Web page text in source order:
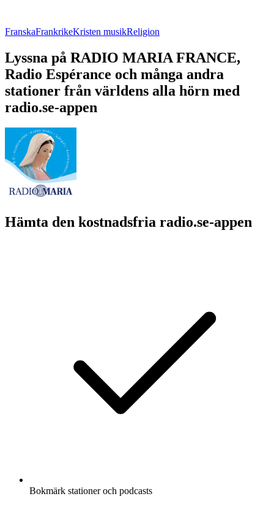
FranskaFrankrikeKristen musikReligion
Lyssna på RADIO MARIA FRANCE,
Radio Espérance och många andra
stationer från världens alla hörn med
radio.se-appen
Hämta den kostnadsfria radio.se-appen
Bokmärk stationer och podcasts